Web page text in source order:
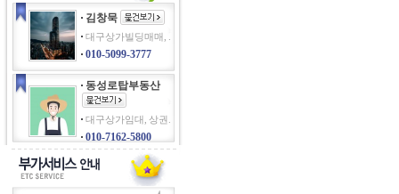
김창묵
대구상가빌딩매매, .
010-5099-3777
동성로탑부동산
대구상가임대, 상권.
010-7162-5800